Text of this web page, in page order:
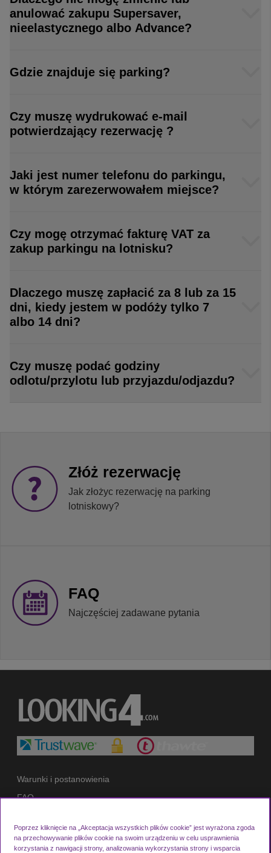
anulować zakupu Supersaver,
nieelastycznego albo Advance?
Gdzie znajduje się parking?
Czy muszę wydrukować e-mail
potwierdzający rezerwację ?
Jaki jest numer telefonu do parkingu,
w którym zarezerwowałem miejsce?
Czy mogę otrzymać fakturę VAT za
zakup parkingu na lotnisku?
Dlaczego muszę zapłacić za 8 lub za 15
dni, kiedy jestem w podóży tylko 7
albo 14 dni?
Czy muszę podać godziny
odlotu/przylotu lub przyjazdu/odjazdu?
Złóż rezerwację
Jak złożyc rezerwację na parking
lotniskowy?
FAQ
Najczęściej zadawane pytania
Warunki i postanowienia
FAQ
Polityka prywatności
Poprzez kliknięcie na „Akceptacja wszystkich plików cookie” jest wyrażona zgoda
na przechowywanie plików cookie na swoim urządzeniu w celu usprawnienia
korzystania z nawigacji strony, analizowania wykorzystania strony i wsparcia